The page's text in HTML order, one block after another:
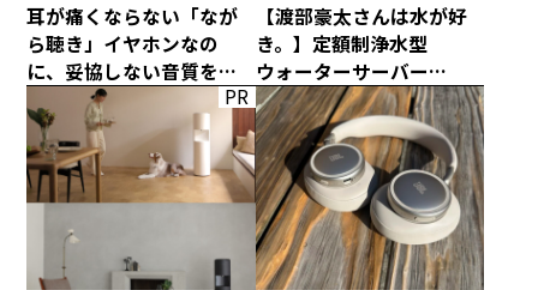
耳が痛くならない「なが
ら聴き」イヤホンなの
に、妥協しない音質を追
求した「HP-H300BT」が
発売！
【渡部豪太さんは水が好
き。】定額制浄水型
ウォーターサーバー
every frecious tallを
使ってみた
PR